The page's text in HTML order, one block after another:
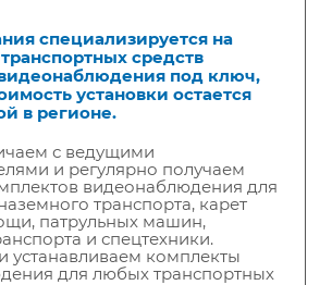
специализируется на
средств
под ключ,
установки остается
в регионе.
с ведущими
и регулярно получаем
видеонаблюдения для
транспорта, карет
патрульных машин,
и спецтехники.
устанавливаем комплекты
для любых транспортных